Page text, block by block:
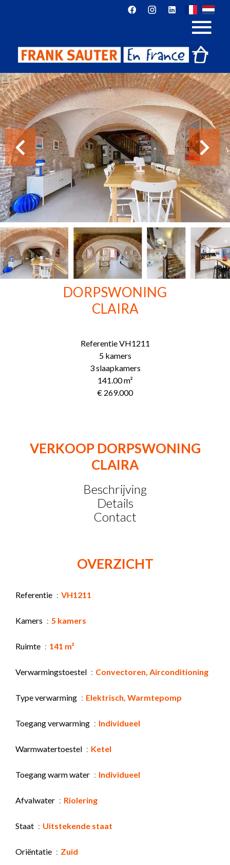
DORPSWONING
CLAIRA
ReferentieVH1211
5 kamers
3 slaapkamers
141.00m²
€ 269.000
VERKOOP DORPSWONING
CLAIRA
Beschrijving
Details
Contact
OVERZICHT
Referentie VH1211
Kamers 5 kamers
Ruimte 141 m²
Verwarmingstoestel Convectoren, Airconditioning
Type verwarming Elektrisch, Warmtepomp
Toegang verwarming Individueel
Warmwatertoestel Ketel
Toegang warm water Individueel
Afvalwater Riolering
Staat Uitstekende staat
Oriëntatie Zuid